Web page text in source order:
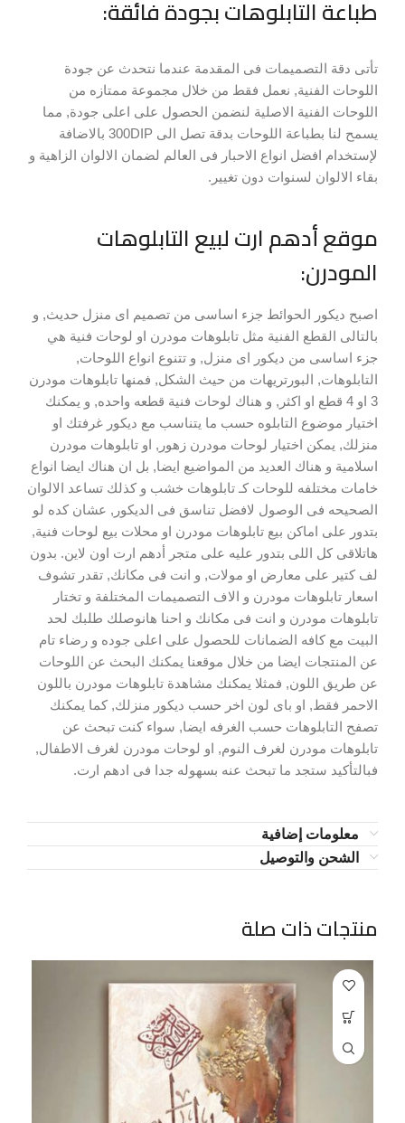
طباعة التابلوهات بجودة فائقة:
تأتى دقة التصميمات فى المقدمة عندما نتحدث عن جودة
اللوحات الفنية, نعمل فقط من خلال مجموعة ممتازه من
اللوحات الفنية الاصلية لنضمن الحصول على اعلى جودة, مما
يسمح لنا بطباعة اللوحات بدقة تصل الى 300DIP بالاضافة
لإستخدام افضل انواع الاحبار فى العالم لضمان الالوان الزاهية و
بقاء الالوان لسنوات دون تغيير.
موقع أدهم ارت لبيع التابلوهات
المودرن:
اصبح ديكور الحوائط جزء اساسى من تصميم اى منزل حديث, و
بالتالى القطع الفنية مثل تابلوهات مودرن او لوحات فنية هي
جزء اساسى من ديكور اى منزل, و تتنوع انواع اللوحات,
التابلوهات, البورتريهات من حيث الشكل, فمنها تابلوهات مودرن
3 او 4 قطع او اكثر, و هناك لوحات فنية قطعه واحده, و يمكنك
اختيار موضوع التابلوه حسب ما يتناسب مع ديكور غرفتك او
منزلك, يمكن اختيار لوحات مودرن زهور, او تابلوهات مودرن
اسلامية و هناك العديد من المواضيع ايضا, بل ان هناك ايضا انواع
خامات مختلفه للوحات كـ تابلوهات خشب و كذلك تساعد الالوان
الصحيحه فى الوصول لافضل تناسق فى الديكور, عشان كده لو
بتدور على اماكن بيع تابلوهات مودرن او محلات بيع لوحات فنية,
هاتلاقى كل اللى بتدور عليه على متجر أدهم ارت اون لاين. بدون
لف كتير على معارض او مولات, و انت فى مكانك, تقدر تشوف
اسعار تابلوهات مودرن و الاف التصميمات المختلفة و تختار
تابلوهات مودرن و انت فى مكانك و احنا هانوصلك طلبك لحد
البيت مع كافه الضمانات للحصول على اعلى جوده و رضاء تام
عن المنتجات ايضا من خلال موقعنا يمكنك البحث عن اللوحات
عن طريق اللون, فمثلا يمكنك مشاهدة تابلوهات مودرن باللون
الاحمر فقط, او باى لون اخر حسب ديكور منزلك, كما يمكنك
تصفح التابلوهات حسب الغرفه ايضا, سواء كنت تبحث عن
تابلوهات مودرن لغرف النوم, او لوحات مودرن لغرف الاطفال,
فبالتأكيد ستجد ما تبحث عنه بسهوله جدا فى ادهم ارت.
معلومات إضافية
الشحن والتوصيل
منتجات ذات صلة